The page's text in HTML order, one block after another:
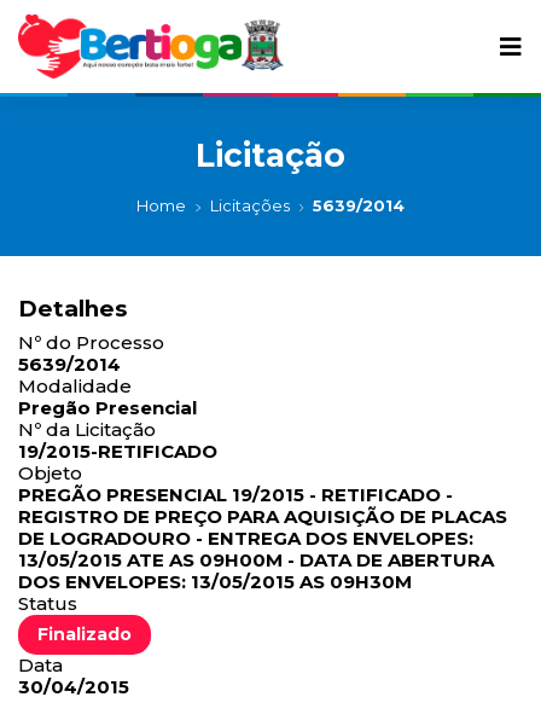
Licitação
Home Licitações 5639/2014
Detalhes
Nº do Processo
5639/2014
Modalidade
Pregão Presencial
Nº da Licitação
19/2015-RETIFICADO
Objeto
PREGÃO PRESENCIAL 19/2015 - RETIFICADO -
REGISTRO DE PREÇO PARA AQUISIÇÃO DE PLACAS
DE LOGRADOURO - ENTREGA DOS ENVELOPES:
13/05/2015 ATE AS 09H00M - DATA DE ABERTURA
DOS ENVELOPES: 13/05/2015 AS 09H30M
Status
Finalizado
Data
30/04/2015